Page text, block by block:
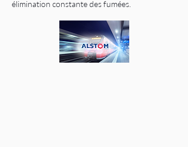
élimination constante des fumées.